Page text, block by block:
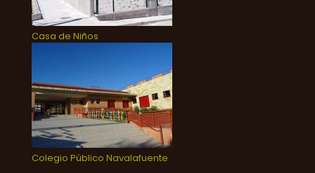
Casa de Niños
Colegio Público Navalafuente